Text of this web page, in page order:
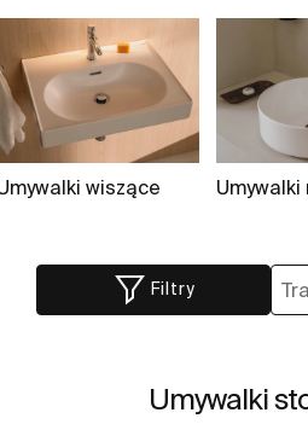
wiszące
Filtry
Umywalki